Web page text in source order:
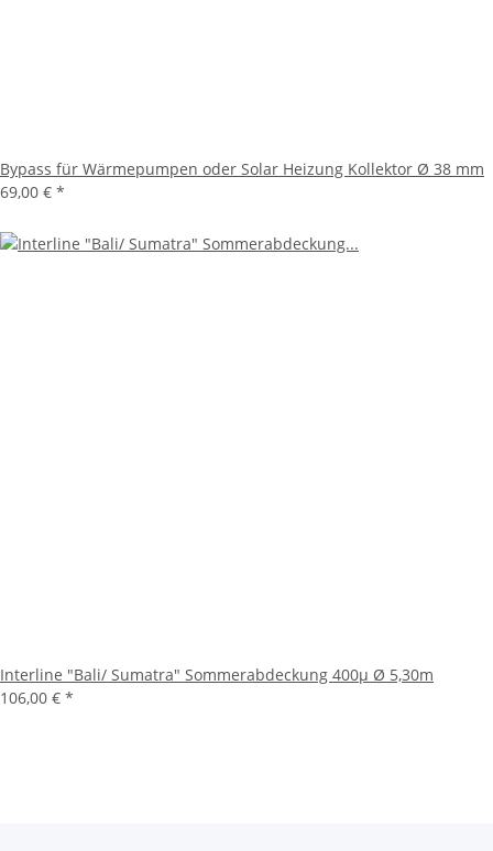
Bypass für Wärmepumpen oder Solar Heizung Kollektor Ø 38 mm
69,00 € *
Interline "Bali/ Sumatra" Sommerabdeckung 400µ Ø 5,30m
106,00 € *